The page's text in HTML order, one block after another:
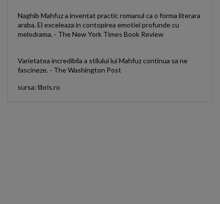
Naghib Mahfuz a inventat practic romanul ca o forma literara
araba. El exceleaza in contopirea emotiei profunde cu
melodrama. - The New York Times Book Review
Varietatea incredibila a stilului lui Mahfuz continua sa ne
fascineze. - The Washington Post
sursa: libris.ro